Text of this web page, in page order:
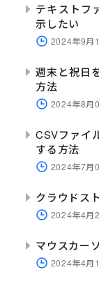
テキストフ
示したい
2024年9月
週末と祝日
方法
2024年8月
CSVファイ
する方法
2024年7月
クラウドス
2024年4月
マウスカー
2024年4月